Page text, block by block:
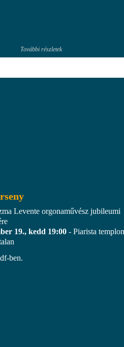
További részletek
Levente orgonaművész jubileumi
19., kedd 19:00 - Piarista
ben.